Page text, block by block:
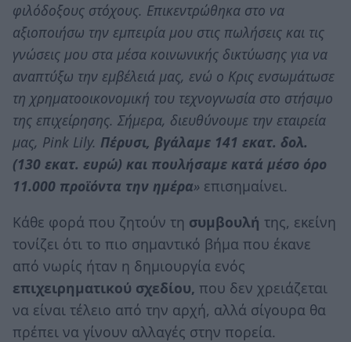
φιλόδοξους στόχους. Επικεντρώθηκα στο να
αξιοποιήσω την εμπειρία μου στις πωλήσεις και τις
γνώσεις μου στα μέσα κοινωνικής δικτύωσης για να
αναπτύξω την εμβέλειά μας, ενώ ο Κρις ενσωμάτωσε
τη χρηματοοικονομική του τεχνογνωσία στο στήσιμο
της επιχείρησης. Σήμερα, διευθύνουμε την εταιρεία
μας, Pink Lily. Πέρυσι, βγάλαμε 141 εκατ. δολ.
(130 εκατ. ευρώ) και πουλήσαμε κατά μέσο όρο
11.000 προϊόντα την ημέρα» επισημαίνει.
Κάθε φορά που ζητούν τη συμβουλή της, εκείνη
τονίζει ότι το πιο σημαντικό βήμα που έκανε
από νωρίς ήταν η δημιουργία ενός
επιχειρηματικού σχεδίου, που δεν χρειάζεται
να είναι τέλειο από την αρχή, αλλά σίγουρα θα
πρέπει να γίνουν αλλαγές στην πορεία.